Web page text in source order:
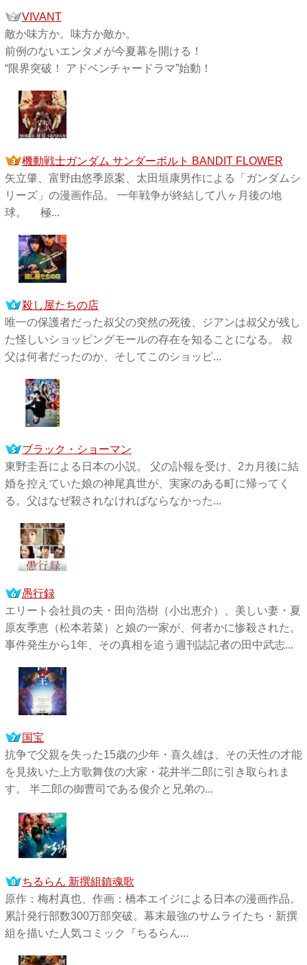
VIVANT
敵か味方か。味方か敵か。
前例のないエンタメが今夏幕を開ける！
“限界突破！ アドベンチャードラマ”始動！
機動戦士ガンダム サンダーボルト BANDIT FLOWER
矢立肇、富野由悠季原案、太田垣康男作による「ガンダムシ
リーズ」の漫画作品。 一年戦争が終結して八ヶ月後の地
球。 極...
殺し屋たちの店
唯一の保護者だった叔父の突然の死後、ジアンは叔父が残し
た怪しいショッピングモールの存在を知ることになる。 叔
父は何者だったのか、そしてこのショッピ...
ブラック・ショーマン
東野圭吾による日本の小説。 父の訃報を受け、2カ月後に結
婚を控えていた娘の神尾真世が、実家のある町に帰ってく
る。父はなぜ殺されなければならなかった...
愚行録
エリート会社員の夫・田向浩樹（小出恵介）、美しい妻・夏
原友季恵（松本若菜）と娘の一家が、何者かに惨殺された。
事件発生から1年、その真相を追う週刊誌記者の田中武志...
国宝
抗争で父親を失った15歳の少年・喜久雄は、その天性の才能
を見抜いた上方歌舞伎の大家・花井半二郎に引き取られま
す。 半二郎の御曹司である俊介と兄弟の...
ちるらん 新撰組鎮魂歌
原作：梅村真也、作画：橋本エイジによる日本の漫画作品。
累計発行部数300万部突破。幕末最強のサムライたち・新撰
組を描いた人気コミック『ちるらん...